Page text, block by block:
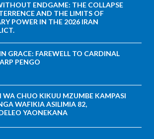
ENDGAME: THE COLLAPSE
AND THE LIMITS OF
POWER IN THE 2026 IRAN
GRACE: FAREWELL TO CARDINAL
PENGO
WA CHUO KIKUU MZUMBE KAMPASI
WAFIKIA ASILIMIA 82,
YAONEKANA